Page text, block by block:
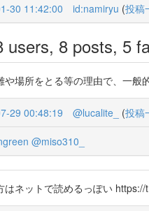
30 11:42:00 id:namiryu (投稿
users, 8 posts, 5
や場所をとる等の理由で、一
29 00:48:19 @lucalite_ (投稿
@miso310_
はネットで読めるっぽい